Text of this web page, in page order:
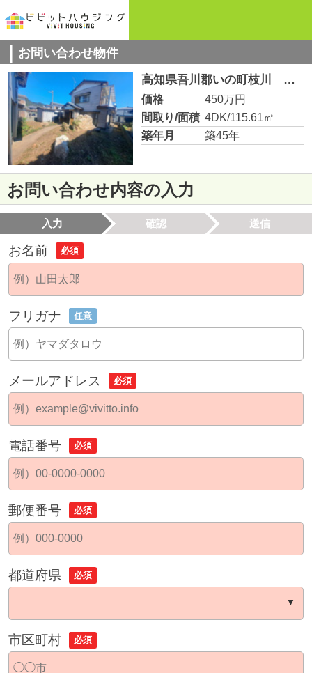
お問い合わせ物件
高知県吾川郡いの町枝川 中古住宅
価格
450万円
間取り/面積 4DK/115.61㎡
築年月
築45年
お問い合わせ内容の入力
入力 確認 送信
お名前 必須
フリガナ 任意
メールアドレス 必須
電話番号 必須
郵便番号 必須
都道府県 必須
市区町村 必須